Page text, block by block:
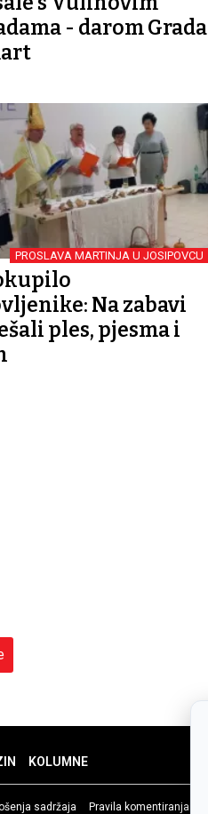
- darom Grada
PROSLAVA MARTINJA U JOSIPOVCU
Na zabavi
ples, pjesma i
KOLUMNE
sadržaja Pravila komentiranja